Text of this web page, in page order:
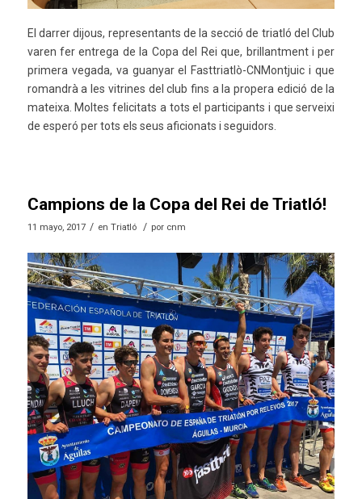
El darrer dijous, representants de la secció de triatló del Club
varen fer entrega de la Copa del Rei que, brillantment i per
primera vegada, va guanyar el Fasttriatlò-CNMontjuic i que
romandrà a les vitrines del club fins a la propera edició de la
mateixa. Moltes felicitats a tots el participants i que serveixi
de esperó per tots els seus aficionats i seguidors.
Campions de la Copa del Rei de Triatló!
11 mayo, 2017 / en Triatló / por cnm